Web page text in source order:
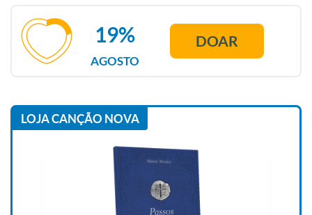
AGOSTO
19% DOAR
LOJA CANÇÃO NOVA